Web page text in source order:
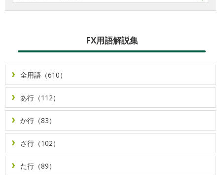
FX用語解説集
全用語（610）
あ行（112）
か行（83）
さ行（102）
た行（89）